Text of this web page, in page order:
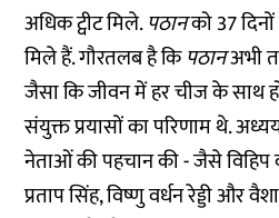
अधिक ट्वीट मिले.पठानको 37
मिले हैं. गौरतलब है किपठानअभी
जैसा कि जीवन में हर चीज के साथ
संयुक्त प्रयासों का परिणाम थे.
नेताओं की पहचान की - जैसे विहिप
प्रताप सिंह, विष्णु वर्धन रेड्डी और